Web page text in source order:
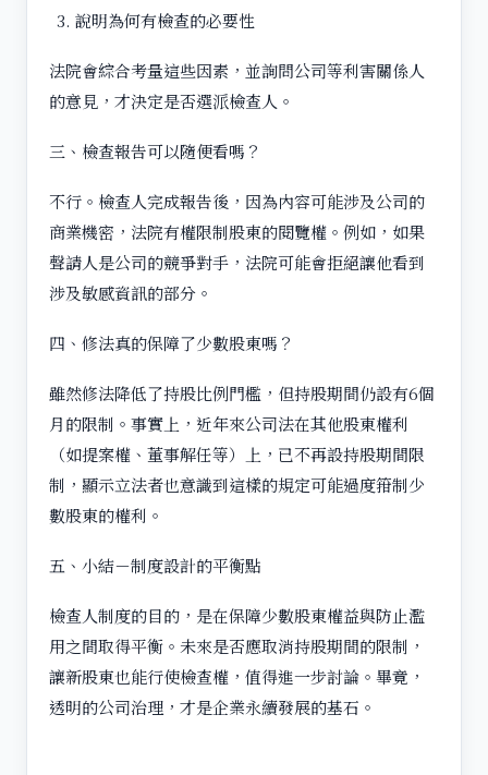
說明為何有檢查的必要性
法院會綜合考量這些因素，並詢問公司等利害關係人
的意見，才決定是否選派檢查人。
三、檢查報告可以隨便看嗎？
不行。檢查人完成報告後，因為內容可能涉及公司的
商業機密，法院有權限制股東的閱覽權。例如，如果
聲請人是公司的競爭對手，法院可能會拒絕讓他看到
涉及敏感資訊的部分。
四、修法真的保障了少數股東嗎？
雖然修法降低了持股比例門檻，但持股期間仍設有6個
月的限制。事實上，近年來公司法在其他股東權利
（如提案權、董事解任等）上，已不再設持股期間限
制，顯示立法者也意識到這樣的規定可能過度箝制少
數股東的權利。
五、小結－制度設計的平衡點
檢查人制度的目的，是在保障少數股東權益與防止濫
用之間取得平衡。未來是否應取消持股期間的限制，
讓新股東也能行使檢查權，值得進一步討論。畢竟，
透明的公司治理，才是企業永續發展的基石。